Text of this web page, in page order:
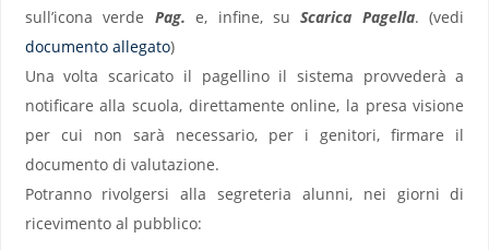
sull’icona verde Pag. e, infine, suScarica Pagella. (vedi
documento allegato)
Una volta scaricato il pagellino il sistema provvederà a
notificare alla scuola, direttamente online, la presa visione
per cui non sarà necessario, per i genitori, firmare il
documento di valutazione.
Potranno rivolgersi alla segreteria alunni, nei giorni di
ricevimento al pubblico: